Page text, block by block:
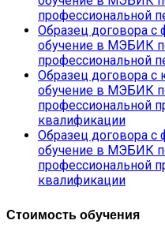
профессиональной
Образец договора с
обучение в МЭБИК
профессиональной
Образец договора
обучение в МЭБИК
профессиональной
квалификации
Образец договора с
обучение в МЭБИК
профессиональной
квалификации
Стоимость обучения